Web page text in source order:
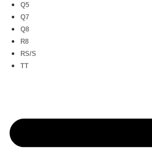
Q5
Q7
Q8
R8
RS/S
TT